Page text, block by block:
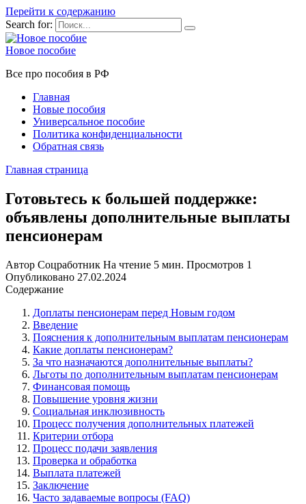
Перейти к содержанию
Search for:
Новое пособие
Все про пособия в РФ
Главная
Новые пособия
Универсальное пособие
Политика конфиденциальности
Обратная связь
Главная страница
Готовьтесь к большей поддержке:
объявлены дополнительные выплаты
пенсионерам
Автор Соцработник На чтение 5 мин. Просмотров 1
Опубликовано 27.02.2024
Содержание
Доплаты пенсионерам перед Новым годом
Введение
Пояснения к дополнительным выплатам пенсионерам
Какие доплаты пенсионерам?
За что назначаются дополнительные выплаты?
Льготы по дополнительным выплатам пенсионерам
Финансовая помощь
Повышение уровня жизни
Социальная инклюзивность
Процесс получения дополнительных платежей
Критерии отбора
Процесс подачи заявления
Проверка и обработка
Выплата платежей
Заключение
Часто задаваемые вопросы (FAQ)